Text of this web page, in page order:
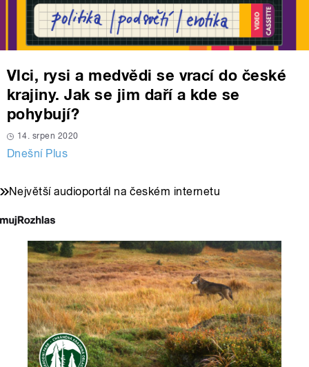
Vlci, rysi a medvědi se vrací do české
krajiny. Jak se jim daří a kde se
pohybují?
14. srpen 2020
Dnešní Plus
Největší audioportál na českém internetu